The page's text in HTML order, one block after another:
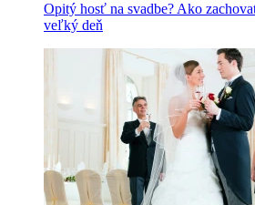
Opitý hosť na svadbe? Ako
veľký deň